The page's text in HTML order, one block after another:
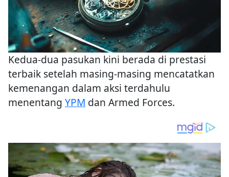
Kedua-dua pasukan kini berada di prestasi
terbaik setelah masing-masing mencatatkan
kemenangan dalam aksi terdahulu
menentang YPM dan Armed Forces.